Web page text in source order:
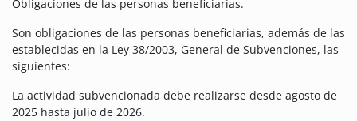
Obligaciones de las personas beneficiarias.
Son obligaciones de las personas beneficiarias, además de las
establecidas en la Ley 38/2003, General de Subvenciones, las
siguientes:
La actividad subvencionada debe realizarse desde agosto de
2025 hasta julio de 2026.